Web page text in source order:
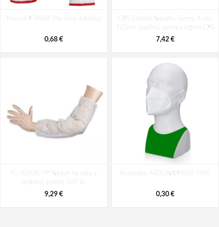
35L, role/20ks
60L, role/20ks
0,87 €
Procera X-BRUK Pracovné rukavice
0,68 €
CXS Opasok Navaho, čierny, 4 cm,
125cm, textilné, spona s logom CXS
7,42 €
PD-RUKAV PP Návlek na ruku z
netkanej textílie 100 ks
9,29 €
Respirátor ARDON®M002 FFP2
0,30 €